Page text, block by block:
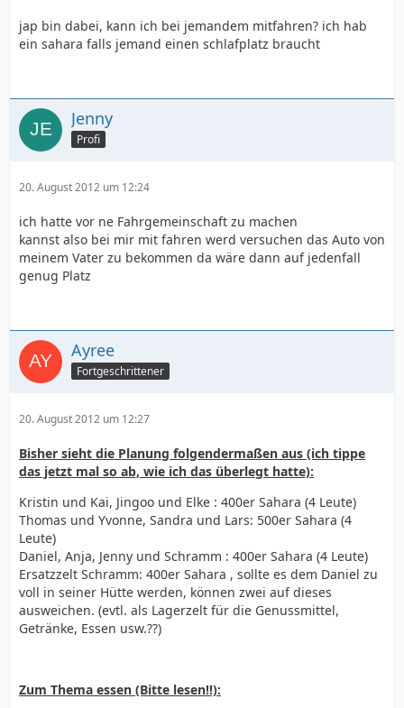
jap bin dabei, kann ich bei jemandem mitfahren? ich hab
ein sahara falls jemand einen schlafplatz braucht
Jenny
Profi
20. August 2012 um 12:24
ich hatte vor ne Fahrgemeinschaft zu machen
kannst also bei mir mit fahren werd versuchen das Auto von
meinem Vater zu bekommen da wäre dann auf jedenfall
genug Platz
Ayree
Fortgeschrittener
20. August 2012 um 12:27
Bisher sieht die Planung folgendermaßen aus (ich tippe
das jetzt mal so ab, wie ich das überlegt hatte):
Kristin und Kai, Jingoo und Elke : 400er Sahara (4 Leute)
Thomas und Yvonne, Sandra und Lars: 500er Sahara (4
Leute)
Daniel, Anja, Jenny und Schramm : 400er Sahara (4 Leute)
Ersatzzelt Schramm: 400er Sahara , sollte es dem Daniel zu
voll in seiner Hütte werden, können zwei auf dieses
ausweichen. (evtl. als Lagerzelt für die Genussmittel,
Getränke, Essen usw.??)
Zum Thema essen (Bitte lesen!!):